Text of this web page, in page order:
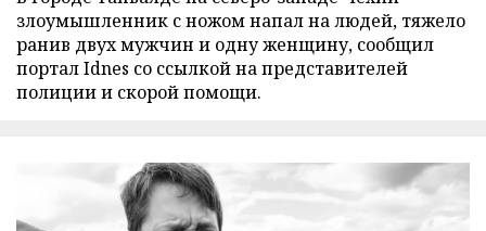
злоумышленник с ножом напал на людей, тяжело
ранив двух мужчин и одну женщину, сообщил
портал Idnes со ссылкой на представителей
полиции и скорой помощи.